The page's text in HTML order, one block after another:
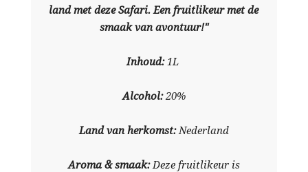
land met deze Safari. Een fruitlikeur met de
smaak van avontuur!"
Inhoud:1L
Alcohol:20%
Land van herkomst:Nederland
Aroma & smaak:Deze fruitlikeur is